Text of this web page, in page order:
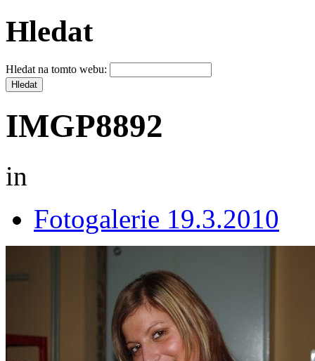
Hledat
Hledat na tomto webu:
IMGP8892
in
Fotogalerie 19.3.2010